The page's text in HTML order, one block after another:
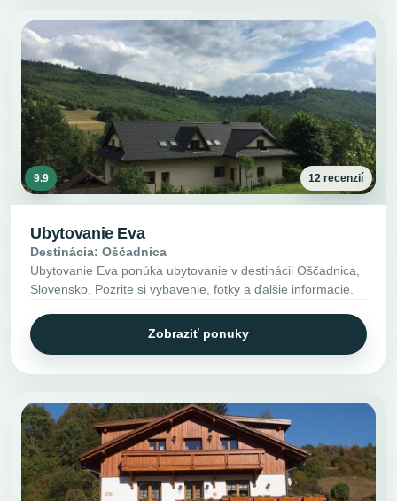
9.9 12 recenzií
Ubytovanie Eva
Destinácia: Oščadnica
Ubytovanie Eva ponúka ubytovanie v destinácii Oščadnica,
Slovensko. Pozrite si vybavenie, fotky a ďalšie informácie.
Zobraziť ponuky